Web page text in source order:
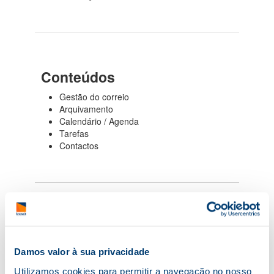
Damos valor à sua privacidade
Utilizamos cookies para permitir a navegação no nosso
Conteúdos
Gestão do correio
Arquivamento
Calendário / Agenda
Tarefas
Contactos
Informações Adicionais
Ao valor apresentado acresce o IVA à taxa